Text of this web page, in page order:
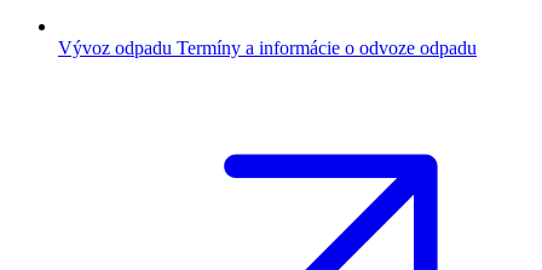
Vývoz odpadu Termíny a informácie o odvoze odpadu